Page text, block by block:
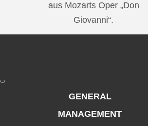
aus Mozarts Oper „Don
Giovanni“.
GENERAL
MANAGEMENT